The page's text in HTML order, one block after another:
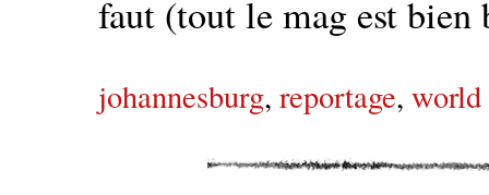
faut (tout le mag est bien
johannesburg, reportage, world